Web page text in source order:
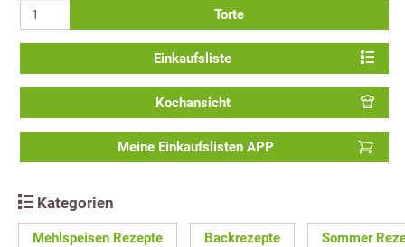
Torte
Einkaufsliste
Kochansicht
Meine Einkaufslisten APP
Kategorien
Mehlspeisen Rezepte Backrezepte Sommer